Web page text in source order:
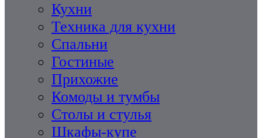
Кухни
Техника для кухни
Спальни
Гостиные
Прихожие
Комоды и тумбы
Столы и стулья
Шкафы-купе